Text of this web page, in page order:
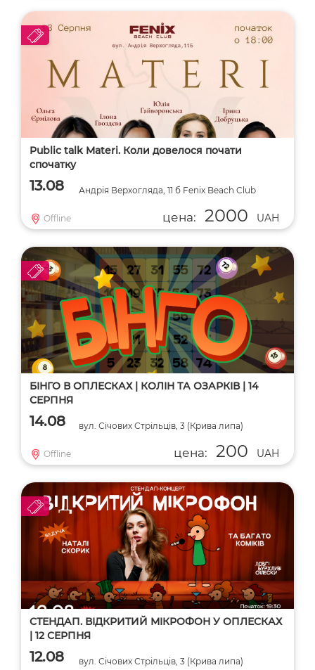
Public talk Materi. Коли довелося почати
спочатку
13.08 Андрія Верхогляда, 11 б Fenix Beach Club
Offline цена: 2000 UAH
БІНГО В ОПЛЕСКАХ | КОЛІН ТА ОЗАРКІВ | 14
СЕРПНЯ
14.08 вул. Січових Стрільців, 3 (Крива липа)
Offline цена: 200 UAH
СТЕНДАП. ВІДКРИТИЙ МІКРОФОН У ОПЛЕСКАХ
| 12 СЕРПНЯ
12.08 вул. Січових Стрільців, 3 (Крива липа)